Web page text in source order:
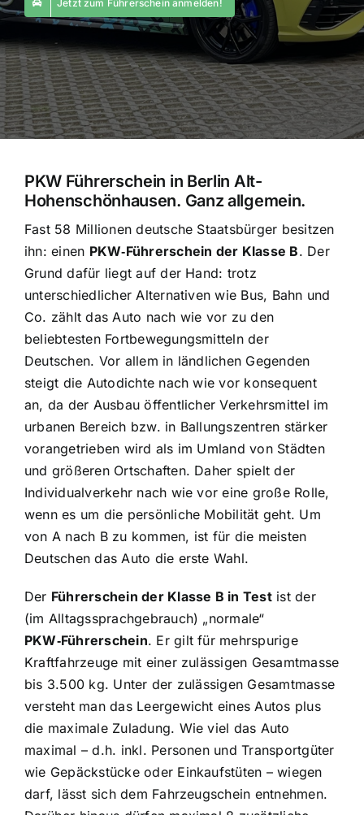
Jetzt zum Führerschein anmelden!
PKW Führerschein in Berlin Alt-
Hohenschönhausen. Ganz allgemein.
Fast 58 Millionen deutsche Staatsbürger besitzen
ihn: einen PKW‑Führerschein der Klasse B. Der
Grund dafür liegt auf der Hand: trotz
unterschiedlicher Alternativen wie Bus, Bahn und
Co. zählt das Auto nach wie vor zu den
beliebtesten Fortbewegungsmitteln der
Deutschen. Vor allem in ländlichen Gegenden
steigt die Autodichte nach wie vor konsequent
an, da der Ausbau öffentlicher Verkehrsmittel im
urbanen Bereich bzw. in Ballungszentren stärker
vorangetrieben wird als im Umland von Städten
und größeren Ortschaften. Daher spielt der
Individualverkehr nach wie vor eine große Rolle,
wenn es um die persönliche Mobilität geht. Um
von A nach B zu kommen, ist für die meisten
Deutschen das Auto die erste Wahl.
Der Führerschein der Klasse B in Testist der
(im Alltagssprachgebrauch) „normale“
PKW‑Führerschein. Er gilt für mehrspurige
Kraftfahrzeuge mit einer zulässigen Gesamtmasse
bis 3.500 kg. Unter der zulässigen Gesamtmasse
versteht man das Leergewicht eines Autos plus
die maximale Zuladung. Wie viel das Auto
maximal – d.h. inkl. Personen und Transportgüter
wie Gepäckstücke oder Einkaufstüten – wiegen
darf, lässt sich dem Fahrzeugschein entnehmen.